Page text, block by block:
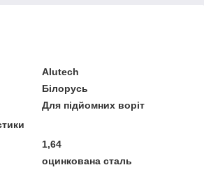
Alutech
Білорусь
Для підйомних воріт
1,64
оцинкована сталь